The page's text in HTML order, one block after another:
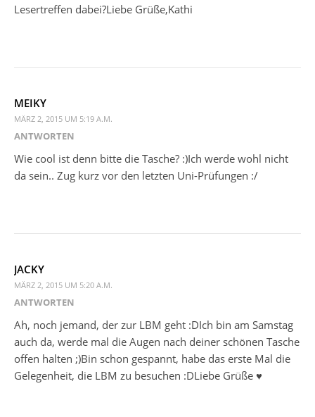
Lesertreffen dabei?Liebe Grüße,Kathi
MEIKY
MÄRZ 2, 2015 UM 5:19 A.M.
ANTWORTEN
Wie cool ist denn bitte die Tasche? :)Ich werde wohl nicht
da sein.. Zug kurz vor den letzten Uni-Prüfungen :/
JACKY
MÄRZ 2, 2015 UM 5:20 A.M.
ANTWORTEN
Ah, noch jemand, der zur LBM geht :DIch bin am Samstag
auch da, werde mal die Augen nach deiner schönen Tasche
offen halten ;)Bin schon gespannt, habe das erste Mal die
Gelegenheit, die LBM zu besuchen :DLiebe Grüße ♥